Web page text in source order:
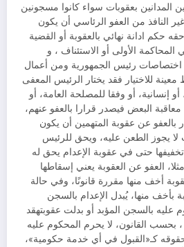
المدانين بعقوبات سواء كانوا مسجونين
النافذ من العفو الرئاسي أن يكون
حكم ادانة نهائي بالعقوبة أو القضية
الأولى أو الاستئناف ، و
اختصاصات رئيس الجمهورية ومن أعمال
للاختيار فقد يختار الرئيس المعفى
إنسانية، أو وفقا للمصلحة العامة، أو
البعض فيصدر قرارا بالعفو عنهم،
بالعفو عن عقوبة المتهمين أن يكون
يجوز الطعن عليه، ويحق للرئيس
حتى في عقوبة الإعدام يحق له
العفو عن العقوبة يعني إسقاطها
أخف منها مقررة قانونًا، وفي حالة
بأخف منها، يُبدل الإعدام بالسجن
عليه بالسجن المؤبد أو بدلت عقوبتهقد
بحسب القانون، لا يحرم المحكوم عليه
كـ«القبول في أي خدمة حكومية»،